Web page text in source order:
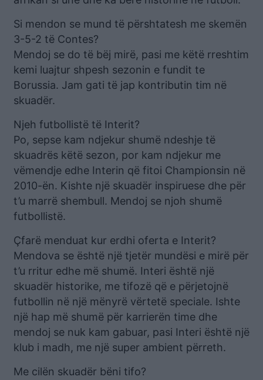
Si mendon se mund të përshtatesh me skemën
3-5-2 të Contes?
Mendoj se do të bëj mirë, pasi me këtë rreshtim
kemi luajtur shpesh sezonin e fundit te
Borussia. Jam gati të jap kontributin tim në
skuadër.
Njeh futbollistë të Interit?
Po, sepse kam ndjekur shumë ndeshje të
skuadrës këtë sezon, por kam ndjekur me
vëmendje edhe Interin që fitoi Championsin në
2010-ën. Kishte një skuadër inspiruese dhe për
t’u marrë shembull. Mendoj se njoh shumë
futbollistë.
Çfarë menduat kur erdhi oferta e Interit?
Mendova se është një tjetër mundësi e mirë për
t’u rritur edhe më shumë. Interi është një
skuadër historike, me tifozë që e përjetojnë
futbollin në një mënyrë vërtetë speciale. Ishte
një hap më shumë për karrierën time dhe
mendoj se nuk kam gabuar, pasi Interi është një
klub i madh, me një super ambient përreth.
Me cilën skuadër bëni tifo?